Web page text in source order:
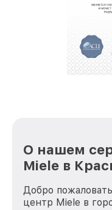
О нашем
Miele в
Добро
центр Miele в